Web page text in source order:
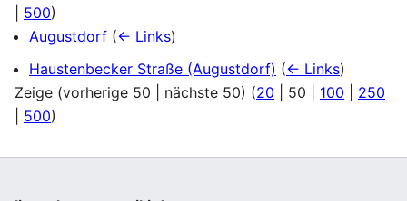
500)
Augustdorf (← Links)
Haustenbecker Straße (Augustdorf) (← Links)
Zeige (vorherige 50 nächste 50) (20 50 100
250
500)